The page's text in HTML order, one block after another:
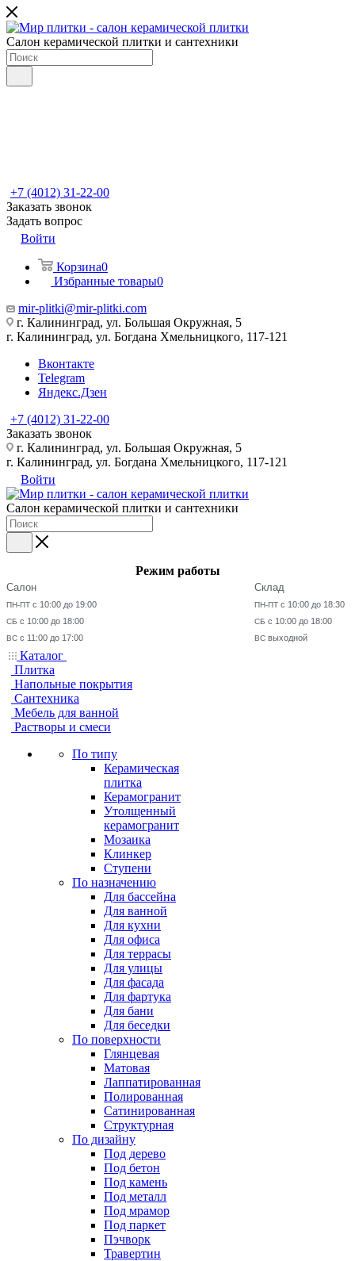
Салон керамической плитки и сантехники
+7 (4012) 31-22-00
Заказать звонок
Задать вопрос
Войти
Корзина0
Избранные товары0
mir-plitki@mir-plitki.com
г. Калининград, ул. Большая Окружная, 5
г. Калининград, ул. Богдана Хмельницкого, 117-121
Вконтакте
Telegram
Яндекс.Дзен
+7 (4012) 31-22-00
Заказать звонок
г. Калининград, ул. Большая Окружная, 5
г. Калининград, ул. Богдана Хмельницкого, 117-121
Войти
Салон керамической плитки и сантехники
Режим работы
Салон
ПН-ПТ с 10:00 до 19:00
СБ с 10:00 до 18:00
ВС с 11:00 до 17:00
Склад
ПН-ПТ с 10:00 до 18:30
СБ с 10:00 до 18:00
ВС выходной
Каталог
Плитка
Напольные покрытия
Сантехника
Мебель для ванной
Растворы и смеси
По типу
Керамическая
плитка
Керамогранит
Утолщенный
керамогранит
Мозаика
Клинкер
Ступени
По назначению
Для бассейна
Для ванной
Для кухни
Для офиса
Для террасы
Для улицы
Для фасада
Для фартука
Для бани
Для беседки
По поверхности
Глянцевая
Матовая
Лаппатированная
Полированная
Сатинированная
Структурная
По дизайну
Под дерево
Под бетон
Под камень
Под металл
Под мрамор
Под паркет
Пэчворк
Травертин